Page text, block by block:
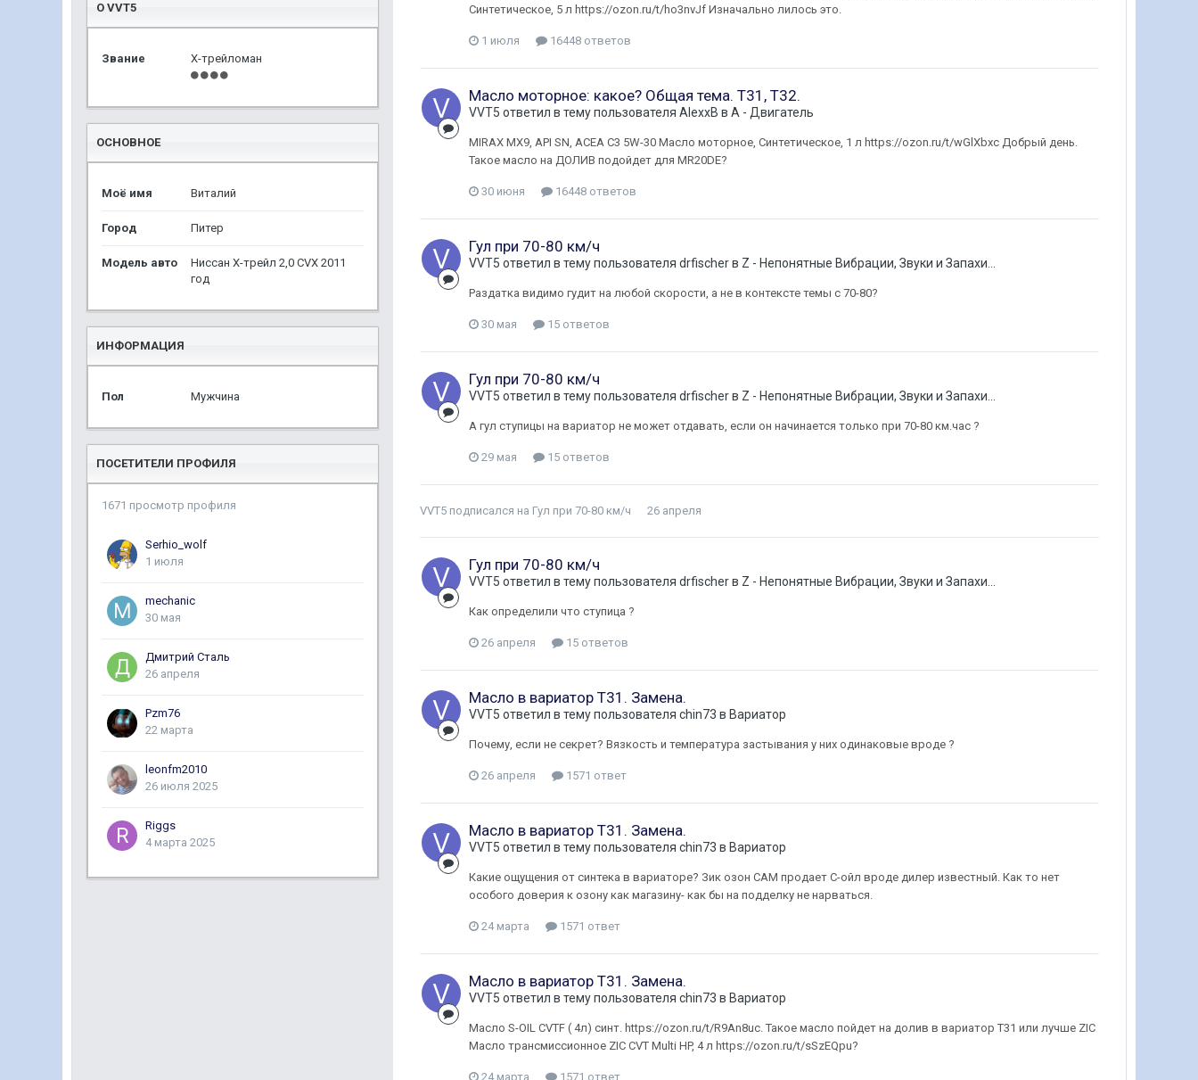
О VVT5
Звание Х-трейломан
ОСНОВНОЕ
Моё имя Виталий
Город Питер
Модель авто
Ниссан Х-трейл 2,0 CVX 2011
год
ИНФОРМАЦИЯ
Пол Мужчина
ПОСЕТИТЕЛИ ПРОФИЛЯ
1671 просмотр профиля
Serhio_wolf
1 июля
mechanic
30 мая
Дмитрий Сталь
26 апреля
Pzm76
22 марта
leonfm2010
26 июля 2025
Riggs
4 марта 2025
Синтетическое, 5 л https://ozon.ru/t/ho3nvJf Изначально лилось это.
1 июля 16448 ответов
Масло моторное: какое? Общая тема. Т31, Т32.
VVT5 ответил в тему пользователя AlexxB в A - Двигатель
MIRAX MX9, API SN, ACEA C3 5W-30 Масло моторное, Синтетическое, 1 л https://ozon.ru/t/wGlXbxc Добрый день.
Такое масло на ДОЛИВ подойдет для MR20DE?
30 июня 16448 ответов
Гул при 70-80 км/ч
VVT5 ответил в тему пользователя drfischerв Z - Непонятные Вибрации, Звуки и Запахи...
Раздатка видимо гудит на любой скорости, а не в контексте темы с 70-80?
30 мая 15 ответов
Гул при 70-80 км/ч
VVT5 ответил в тему пользователя drfischerв Z - Непонятные Вибрации, Звуки и Запахи...
А гул ступицы на вариатор не может отдавать, если он начинается только при 70-80 км.час ?
29 мая 15 ответов
VVT5 подписался на Гул при 70-80 км/ч 26 апреля
Гул при 70-80 км/ч
VVT5 ответил в тему пользователя drfischerв Z - Непонятные Вибрации, Звуки и Запахи...
Как определили что ступица ?
26 апреля 15 ответов
Масло в вариатор Т31. Замена.
VVT5 ответил в тему пользователя chin73 в Вариатор
Почему, если не секрет? Вязкость и температура застывания у них одинаковые вроде ?
26 апреля 1571 ответ
Масло в вариатор Т31. Замена.
VVT5 ответил в тему пользователя chin73 в Вариатор
Какие ощущения от синтека в вариаторе? Зик озон САМ продает С-ойл вроде дилер известный. Как то нет
особого доверия к озону как магазину- как бы на подделку не нарваться.
24 марта 1571 ответ
Масло в вариатор Т31. Замена.
VVT5 ответил в тему пользователя chin73 в Вариатор
Масло S-OIL CVTF ( 4л) синт. https://ozon.ru/t/R9An8uc. Такое масло пойдет на долив в вариатор Т31 или лучше ZIC
Масло трансмиссионное ZIС CVT Multi HP, 4 л https://ozon.ru/t/sSzEQpu?
24 марта 1571 ответ